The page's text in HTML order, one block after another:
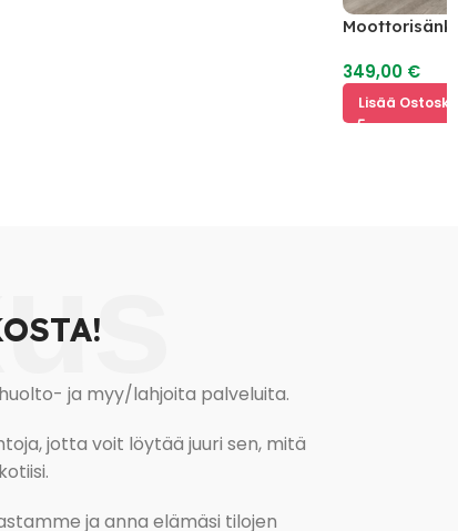
Moottorisänky 200
349,00€
Lisää Ostoskoriin
ja myy/lahjoita palveluita.
jotta voit löytää juuri sen, mitä
ja anna elämäsi tilojen